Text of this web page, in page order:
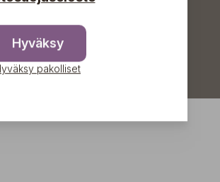
Hyväksy
pakolliset